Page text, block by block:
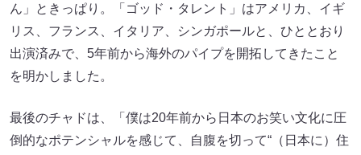
ん」ときっぱり。「ゴッド・タレント」はアメリカ、イギ
リス、フランス、イタリア、シンガポールと、ひととおり
出演済みで、5年前から海外のパイプを開拓してきたこと
を明かしました。
最後のチャドは、「僕は20年前から日本のお笑い文化に圧
倒的なポテンシャルを感じて、自腹を切って“（日本に）住